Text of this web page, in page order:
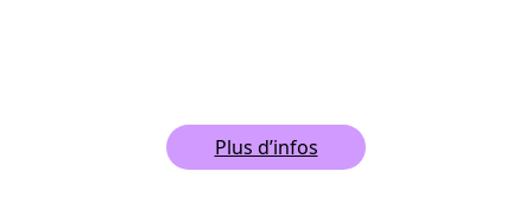
Plus d’infos